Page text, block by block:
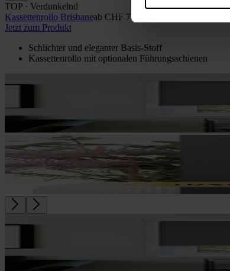
TOP · Verdunkelnd
Kassettenrollo Brisbaneab CHF 77
Jetzt zum Produkt
Schlichter und eleganter Basis-Stoff
Kassettenrollo mit optio­nalen Führungs­schienen